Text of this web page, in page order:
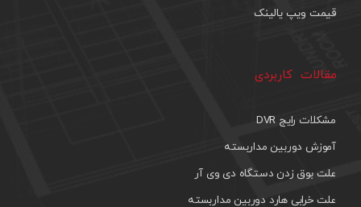
قیمت ویپ یالینک
مقالات کاربردی
مشکلات رایج DVR
آموزش دوربین مداربسته
علت بوق زدن دستگاه دی وی آر
علت خرابی هارد دوربین مداربسته